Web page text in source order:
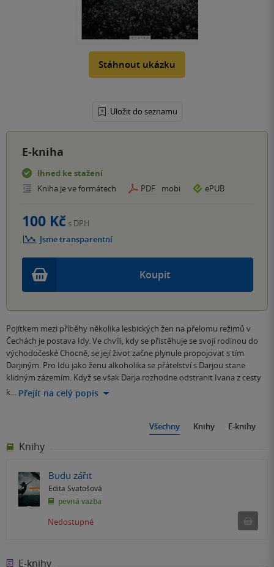
Stáhnout ukázku
Uložit do seznamu
E-kniha
Ihned ke stažení
Kniha je ve formátech
PDF mobi ePUB
Koupit
100 Kč s DPH
Jsme transparentní
Pojítkem mezi příběhy několika lesbických žen na přelomu režimů v
Čechách je postava Idy. Ve chvíli, kdy se přistěhuje se svojí rodinou do
východočeské Chocně, se její život začne plynule propojovat s tím
Darjiným. Pro Idu jako ženu alkoholika se přátelství s Darjou stane
klidným zázemím. Když se však Darja rozhodne odstranit Ivana z cesty
k… Přejít na celý popis
Všechny Knihy E-knihy
Knihy
Budu zářit
Edita Svatošová
pevná vazba
Nedostupné
E-knihy